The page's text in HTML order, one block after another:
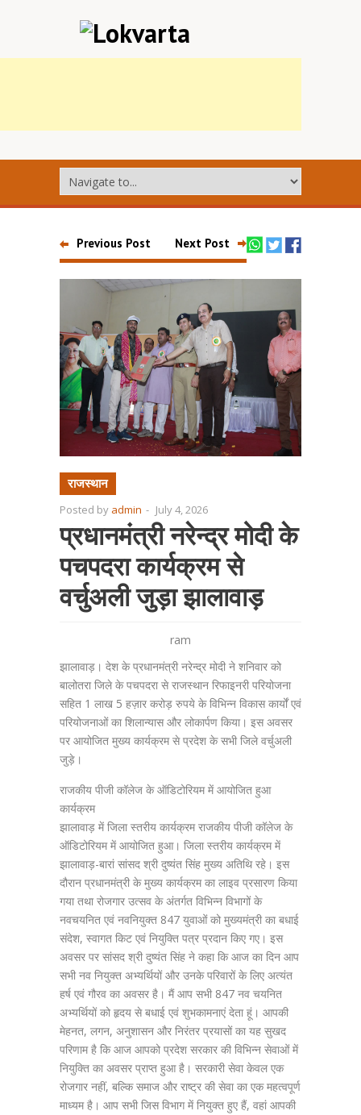
Previous Post Next Post
राजस्थान
Posted by admin - July 4, 2026
प्रधानमंत्री नरेन्द्र मोदी के
पचपदरा कार्यक्रम से
वर्चुअली जुड़ा झालावाड़
ram
झालावाड़। देश के प्रधानमंत्री नरेन्द्र मोदी ने शनिवार को
बालोतरा जिले के पचपदरा से राजस्थान रिफाइनरी परियोजना
सहित 1 लाख 5 हज़ार करोड़ रुपये के विभिन्न विकास कार्यों एवं
परियोजनाओं का शिलान्यास और लोकार्पण किया। इस अवसर
पर आयोजित मुख्य कार्यक्रम से प्रदेश के सभी जिले वर्चुअली
जुड़े।
राजकीय पीजी कॉलेज के ऑडिटोरियम में आयोजित हुआ
कार्यक्रम
झालावाड़ में जिला स्तरीय कार्यक्रम राजकीय पीजी कॉलेज के
ऑडिटोरियम में आयोजित हुआ। जिला स्तरीय कार्यक्रम में
झालावाड़-बारां सांसद श्री दुष्यंत सिंह मुख्य अतिथि रहे। इस
दौरान प्रधानमंत्री के मुख्य कार्यक्रम का लाइव प्रसारण किया
गया तथा रोजगार उत्सव के अंतर्गत विभिन्न विभागों के
नवचयनित एवं नवनियुक्त 847 युवाओं को मुख्यमंत्री का बधाई
संदेश, स्वागत किट एवं नियुक्ति पत्र प्रदान किए गए। इस
अवसर पर सांसद श्री दुष्यंत सिंह ने कहा कि आज का दिन आप
सभी नव नियुक्त अभ्यर्थियों और उनके परिवारों के लिए अत्यंत
हर्ष एवं गौरव का अवसर है। मैं आप सभी 847 नव चयनित
अभ्यर्थियों को हृदय से बधाई एवं शुभकामनाएं देता हूं। आपकी
मेहनत, लगन, अनुशासन और निरंतर प्रयासों का यह सुखद
परिणाम है कि आज आपको प्रदेश सरकार की विभिन्न सेवाओं में
नियुक्ति का अवसर प्राप्त हुआ है। सरकारी सेवा केवल एक
रोजगार नहीं, बल्कि समाज और राष्ट्र की सेवा का एक महत्वपूर्ण
माध्यम है। आप सभी जिस विभाग में नियुक्त हुए हैं, वहां आपकी